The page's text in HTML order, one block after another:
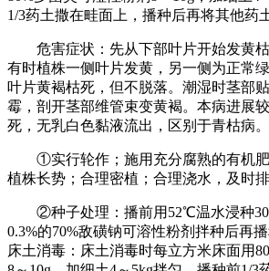
1/3药土撒在畦面上，播种后再将其他药
危害症状：先从下部叶片开始发黄枯
有时植株一侧叶片发黄，另一侧为正常
叶片黄褐枯死，但不脱落。潮湿时茎部
霉，剖开茎部维管束变黄褐。本病进展
死，无乳白色黏液流出，区别于青枯病。
①实行轮作；施用充分腐熟的有机肥
植株长势；合理密植；合理浇水，及时
②种子处理：播前用52℃温水浸种30
0.3%的70%敌磺钠可溶性粉剂拌种后再
床土消毒：床土消毒时每立方米床面用